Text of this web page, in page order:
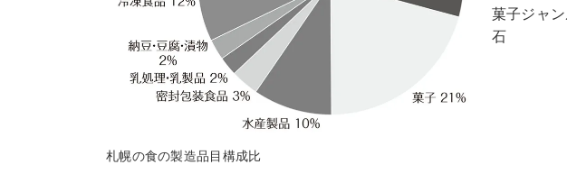
札幌の食の製造品目構成比
菓子ジャ
石